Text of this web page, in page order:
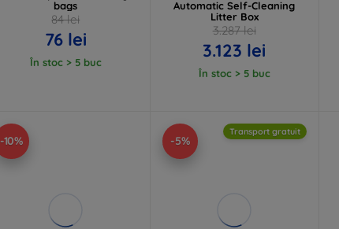
bags
84 lei
76 lei
În stoc > 5 buc
Automatic Self-Cleaning
Litter Box
3.287 lei
3.123 lei
În stoc > 5 buc
-10% -5%
Transport gratuit